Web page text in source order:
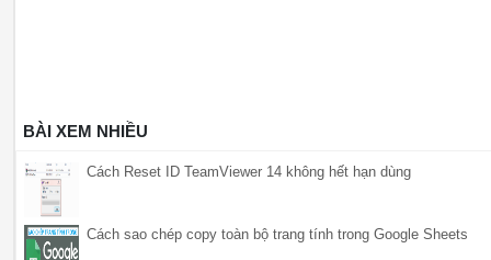
BÀI XEM NHIỀU
Cách Reset ID TeamViewer 14 không hết hạn dùng
Cách sao chép copy toàn bộ trang tính trong Google Sheets